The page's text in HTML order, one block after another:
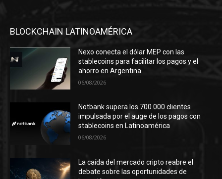
BLOCKCHAIN LATINOAMÉRICA
Nexo conecta el dólar MEP con las
stablecoins para facilitar los pagos y el
ahorro en Argentina
06/08/2026
Notbank supera los 700.000 clientes
impulsada por el auge de los pagos con
stablecoins en Latinoamérica
06/08/2026
La caída del mercado cripto reabre el
debate sobre las oportunidades de